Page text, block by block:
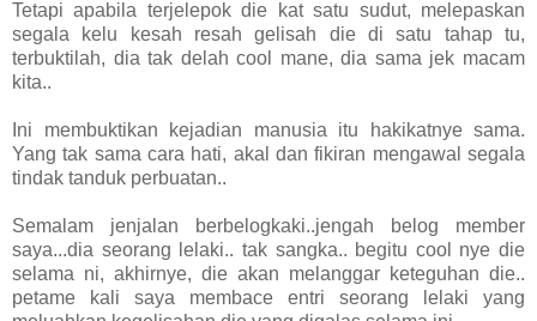
Tetapi apabila terjelepok die kat satu sudut, melepaskan
segala kelu kesah resah gelisah die di satu tahap tu,
terbuktilah, dia tak delah cool mane, dia sama jek macam
kita..
Ini membuktikan kejadian manusia itu hakikatnye sama.
Yang tak sama cara hati, akal dan fikiran mengawal segala
tindak tanduk perbuatan..
Semalam jenjalan berbelogkaki..jengah belog member
saya...dia seorang lelaki.. tak sangka.. begitu cool nye die
selama ni, akhirnye, die akan melanggar keteguhan die..
petame kali saya membace entri seorang lelaki yang